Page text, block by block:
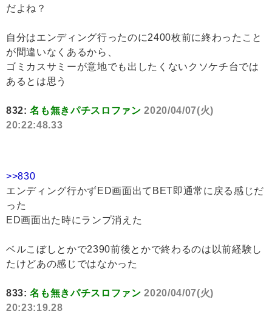
だよね？
自分はエンディング行ったのに2400枚前に終わったこと
が間違いなくあるから、
ゴミカスサミーが意地でも出したくないクソケチ台では
あるとは思う
832:名も無きパチスロファン 2020/04/07(火)
20:22:48.33
>>830
エンディング行かずED画面出てBET即通常に戻る感じだ
った
ED画面出た時にランプ消えた
ベルこぼしとかで2390前後とかで終わるのは以前経験し
たけどあの感じではなかった
833:名も無きパチスロファン 2020/04/07(火)
20:23:19.28